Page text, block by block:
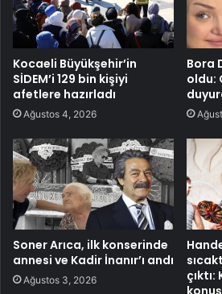
Kocaeli Büyükşehir’in
SİDEM’i 129 bin kişiyi
afetlere hazırladı
Ağustos 4, 2026
Bora
oldu:
Soner Arıca, ilk konserinde
annesi ve Kadir İnanır’ı andı
Ağustos 3, 2026